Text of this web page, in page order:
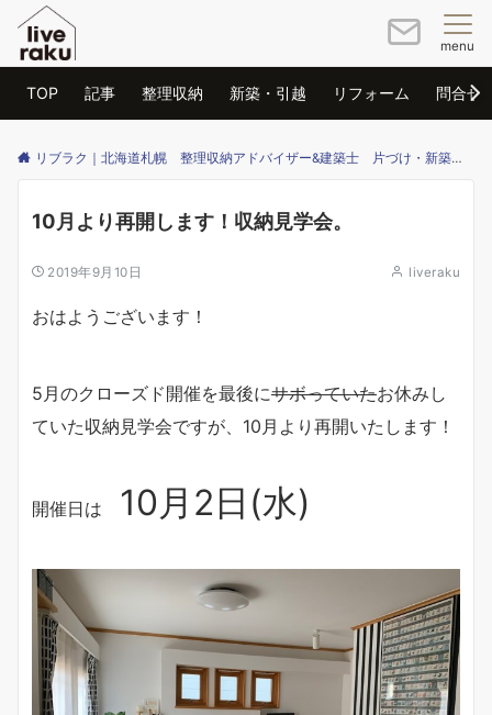
menu
TOP 記事 整理収納 新築・引越 リフォーム 問合せ
リブラク｜北海道札幌 整理収納アドバイザー&建築士 片づけ・新築・リフォームのご相談はリブラクまで
10月より再開します！収納見学会。
2019年9月10日 liveraku
おはようございます！
5月のクローズド開催を最後にサボっていたお休みし
ていた収納見学会ですが、10月より再開いたします！
開催日は 10月2日(水)